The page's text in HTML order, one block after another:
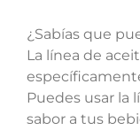
¿Sabías que
La línea de
Puedes usar la
sabor a tus